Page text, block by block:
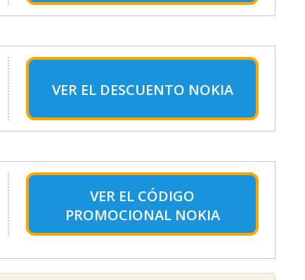
VER EL DESCUENTO NOKIA
VER EL CÓDIGO
PROMOCIONAL NOKIA